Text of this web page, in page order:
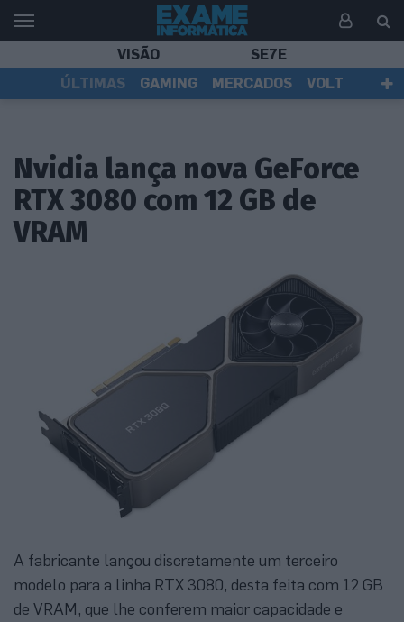
VISÃO
SE7E
ÚLTIMAS
GAMING MERCADOS
VOLT
Nvidia lança nova GeForce
RTX 3080 com 12 GB de
VRAM
A fabricante lançou discretamente um terceiro
modelo para a linha RTX 3080, desta feita com 12 GB
de VRAM, que lhe conferem maior capacidade e